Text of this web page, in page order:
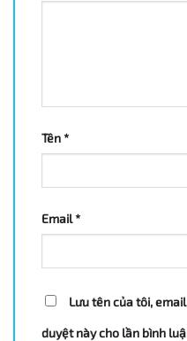
Tên*
Email*
Lưu tên của tôi,
duyệt này cho lần bình